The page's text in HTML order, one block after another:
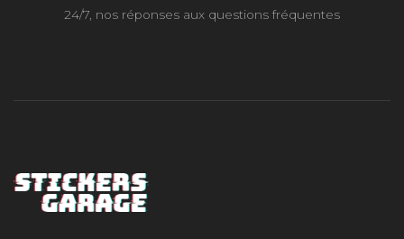
24/7, nos réponses aux questions fréquentes